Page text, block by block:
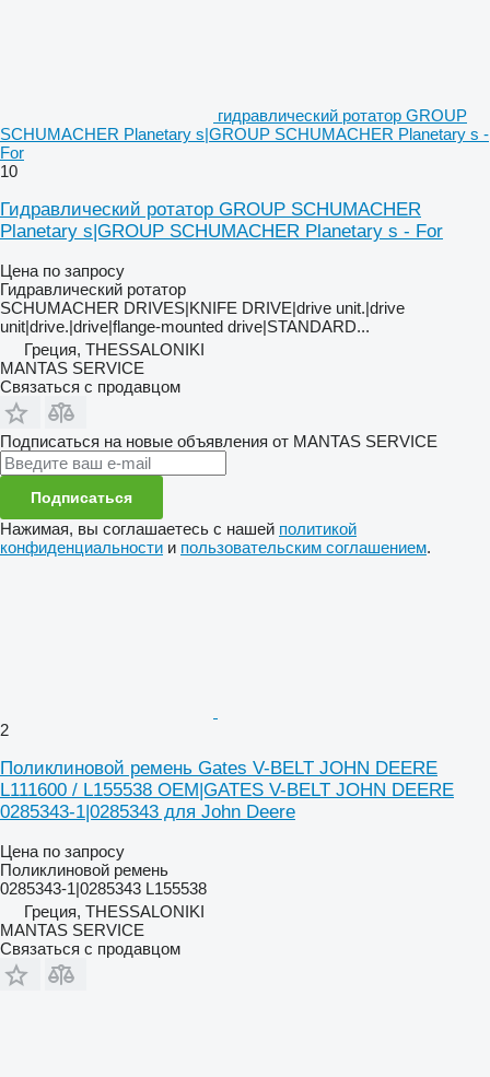
гидравлический ротатор GROUP
SCHUMACHER Planetary s|GROUP SCHUMACHER Planetary s -
For
10
Гидравлический ротатор GROUP SCHUMACHER
Planetary s|GROUP SCHUMACHER Planetary s - For
Цена по запросу
Гидравлический ротатор
SCHUMACHER DRIVES|KNIFE DRIVE|drive unit.|drive
unit|drive.|drive|flange-mounted drive|STANDARD...
Греция, THESSALONIKI
MANTAS SERVICE
Связаться с продавцом
Подписаться на новые объявления от MANTAS SERVICE
Подписаться
Нажимая, вы соглашаетесь с нашей политикой
конфиденциальности и пользовательским соглашением.
2
Поликлиновой ремень Gates V-BELT JOHN DEERE
L111600 / L155538 OEM|GATES V-BELT JOHN DEERE
0285343-1|0285343 для John Deere
Цена по запросу
Поликлиновой ремень
0285343-1|0285343 L155538
Греция, THESSALONIKI
MANTAS SERVICE
Связаться с продавцом